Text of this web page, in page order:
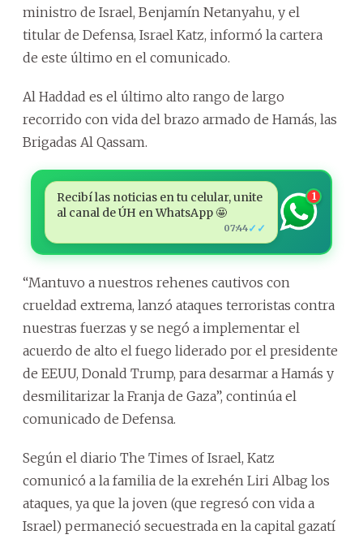
ministro de Israel, Benjamín Netanyahu, y el
titular de Defensa, Israel Katz, informó la cartera
de este último en el comunicado.
Al Haddad es el último alto rango de largo
recorrido con vida del brazo armado de Hamás, las
Brigadas Al Qassam.
Recibí las noticias en tu celular, unite
al canal de ÚH en WhatsApp 🤩
07:44✓✓
1
“Mantuvo a nuestros rehenes cautivos con
crueldad extrema, lanzó ataques terroristas contra
nuestras fuerzas y se negó a implementar el
acuerdo de alto el fuego liderado por el presidente
de EEUU, Donald Trump, para desarmar a Hamás y
desmilitarizar la Franja de Gaza”, continúa el
comunicado de Defensa.
Según el diario The Times of Israel, Katz
comunicó a la familia de la exrehén Liri Albag los
ataques, ya que la joven (que regresó con vida a
Israel) permaneció secuestrada en la capital gazatí